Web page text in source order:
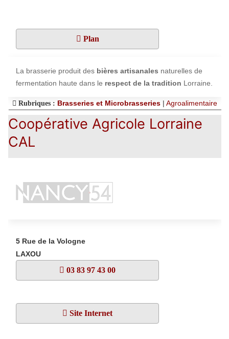
Plan
La brasserie produit des bières artisanales naturelles de
fermentation haute dans le respect de la tradition Lorraine.
Rubriques : Brasseries et Microbrasseries | Agroalimentaire
Coopérative Agricole Lorraine
CAL
5 Rue de la Vologne
LAXOU
03 83 97 43 00
Site Internet